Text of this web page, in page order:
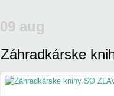
09 aug
OdoslaladminvDucsay
Horák Boris,Hričovský Ivan
Záhrada
| Komentáre vypnuté
Záhradkárske